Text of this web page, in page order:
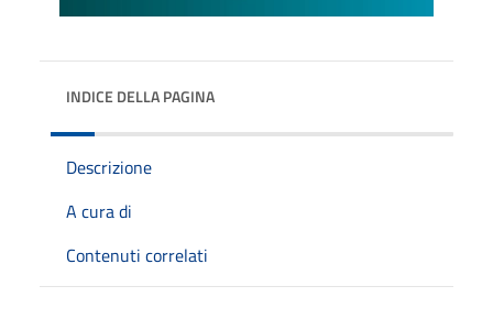
INDICE DELLA PAGINA
Descrizione
A cura di
Contenuti correlati